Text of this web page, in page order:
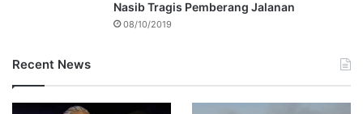
Nasib Tragis Pemberang Jalanan
08/10/2019
Recent News